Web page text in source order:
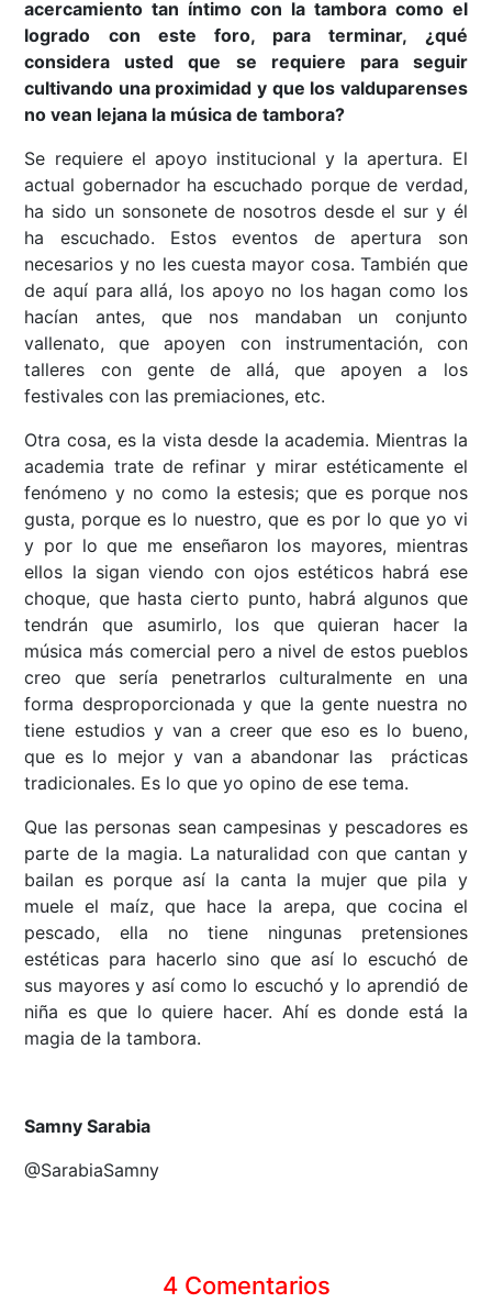
acercamiento tan íntimo con la tambora como el
logrado con este foro, para terminar, ¿qué
considera usted que se requiere para seguir
cultivando una proximidad y que los valduparenses
no vean lejana la música de tambora?
Se requiere el apoyo institucional y la apertura. El
actual gobernador ha escuchado porque de verdad,
ha sido un sonsonete de nosotros desde el sur y él
ha escuchado. Estos eventos de apertura son
necesarios y no les cuesta mayor cosa. También que
de aquí para allá, los apoyo no los hagan como los
hacían antes, que nos mandaban un conjunto
vallenato, que apoyen con instrumentación, con
talleres con gente de allá, que apoyen a los
festivales con las premiaciones, etc.
Otra cosa, es la vista desde la academia. Mientras la
academia trate de refinar y mirar estéticamente el
fenómeno y no como la estesis; que es porque nos
gusta, porque es lo nuestro, que es por lo que yo vi
y por lo que me enseñaron los mayores, mientras
ellos la sigan viendo con ojos estéticos habrá ese
choque, que hasta cierto punto, habrá algunos que
tendrán que asumirlo, los que quieran hacer la
música más comercial pero a nivel de estos pueblos
creo que sería penetrarlos culturalmente en una
forma desproporcionada y que la gente nuestra no
tiene estudios y van a creer que eso es lo bueno,
que es lo mejor y van a abandonar las prácticas
tradicionales. Es lo que yo opino de ese tema.
Que las personas sean campesinas y pescadores es
parte de la magia. La naturalidad con que cantan y
bailan es porque así la canta la mujer que pila y
muele el maíz, que hace la arepa, que cocina el
pescado, ella no tiene ningunas pretensiones
estéticas para hacerlo sino que así lo escuchó de
sus mayores y así como lo escuchó y lo aprendió de
niña es que lo quiere hacer. Ahí es donde está la
magia de la tambora.
Samny Sarabia
@SarabiaSamny
4 Comentarios